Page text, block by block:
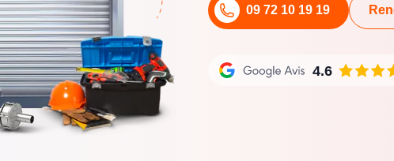
Catalogue Devis gratuit
Catalogue Devis gratuit Contact
produits Catalogue Devis gratuit Contact
09 72 10 19 19
4.6